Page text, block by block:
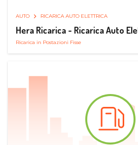
AUTO RICARICA AUTO ELETTRICA
Hera Ricarica - Ricarica Auto
Ricarica in Postazioni Fisse